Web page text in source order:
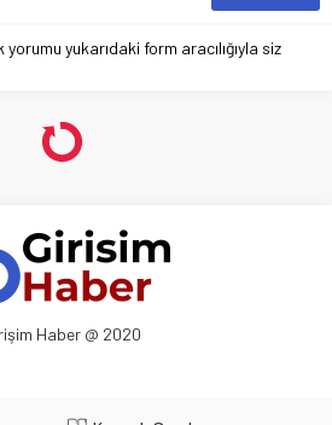
yorumu yukarıdaki form aracılığıyla siz
Haber @ 2020